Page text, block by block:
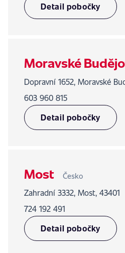
Detail pobočky
Moravské
Dopravní 1652, Moravské
603 960 815
Detail pobočky
Most Česko
Zahradní 3332, Most, 43401
724 192 491
Detail pobočky